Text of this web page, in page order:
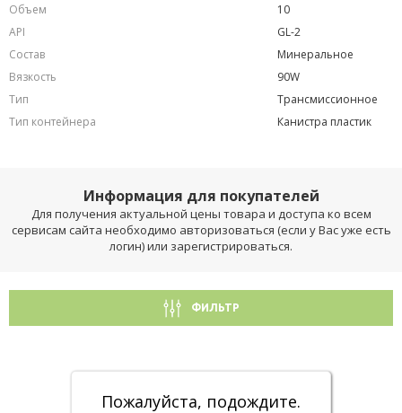
Объем
10
API
GL-2
Состав
Минеральное
Вязкость
90W
Тип
Трансмиссионное
Тип контейнера
Канистра пластик
Информация для покупателей
Для получения актуальной цены товара и доступа ко всем
сервисам сайта необходимо авторизоваться (если у Вас уже есть
логин) или зарегистрироваться.
ФИЛЬТР
Пожалуйста, подождите.